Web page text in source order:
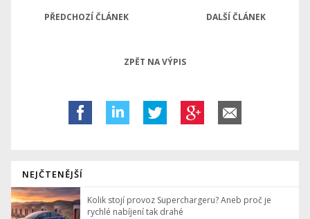
PŘEDCHOZÍ ČLÁNEK DALŠÍ ČLÁNEK
ZPĚT NA VÝPIS
NEJČTENĚJŠÍ
Kolik stojí provoz Superchargeru? Aneb proč je
rychlé nabíjení tak drahé